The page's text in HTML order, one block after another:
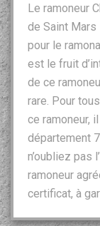
Le ramoneur
de Saint
pour le
est le fruit
de ce
rare. Pour
ce ramoneur,
département
n’oubliez pas
ramoneur
certificat, à